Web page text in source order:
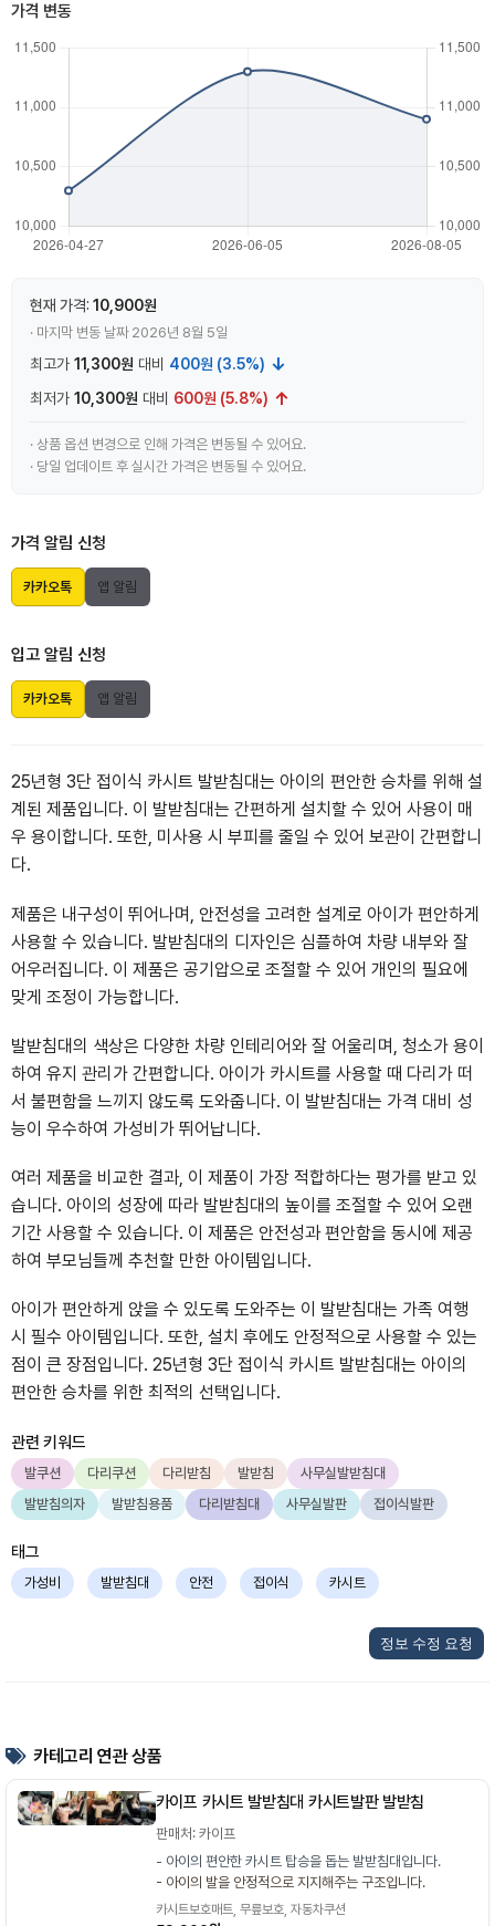
가격 변동
현재 가격: 10,900원
· 마지막 변동 날짜 2026년 8월 5일
최고가 11,300원 대비 400원 (3.5%) ↓
최저가 10,300원 대비 600원 (5.8%) ↑
· 상품 옵션 변경으로 인해 가격은 변동될 수 있어요.
· 당일 업데이트 후 실시간 가격은 변동될 수 있어요.
가격 알림 신청
카카오톡 앱 알림
입고 알림 신청
카카오톡 앱 알림
25년형 3단 접이식 카시트 발받침대는 아이의 편안한 승차를 위해 설
계된 제품입니다. 이 발받침대는 간편하게 설치할 수 있어 사용이 매
우 용이합니다. 또한, 미사용 시 부피를 줄일 수 있어 보관이 간편합니
다.
제품은 내구성이 뛰어나며, 안전성을 고려한 설계로 아이가 편안하게
사용할 수 있습니다. 발받침대의 디자인은 심플하여 차량 내부와 잘
어우러집니다. 이 제품은 공기압으로 조절할 수 있어 개인의 필요에
맞게 조정이 가능합니다.
발받침대의 색상은 다양한 차량 인테리어와 잘 어울리며, 청소가 용이
하여 유지 관리가 간편합니다. 아이가 카시트를 사용할 때 다리가 떠
서 불편함을 느끼지 않도록 도와줍니다. 이 발받침대는 가격 대비 성
능이 우수하여 가성비가 뛰어납니다.
여러 제품을 비교한 결과, 이 제품이 가장 적합하다는 평가를 받고 있
습니다. 아이의 성장에 따라 발받침대의 높이를 조절할 수 있어 오랜
기간 사용할 수 있습니다. 이 제품은 안전성과 편안함을 동시에 제공
하여 부모님들께 추천할 만한 아이템입니다.
아이가 편안하게 앉을 수 있도록 도와주는 이 발받침대는 가족 여행
시 필수 아이템입니다. 또한, 설치 후에도 안정적으로 사용할 수 있는
점이 큰 장점입니다. 25년형 3단 접이식 카시트 발받침대는 아이의
편안한 승차를 위한 최적의 선택입니다.
관련 키워드
발쿠션 다리쿠션 다리받침 발받침
사무실발받침대
발받침의자
발받침용품 다리받침대 사무실발판 접이식발판
태그
가성비 발받침대 안전 접이식 카시트
정보 수정 요청
카테고리 연관 상품
카이프 카시트 발받침대 카시트발판 발받침
판매처: 카이프
- 아이의 편안한 카시트 탑승을 돕는 발받침대입니다.
- 아이의 발을 안정적으로 지지해주는 구조입니다.
카시트보호매트, 무릎보호, 자동차쿠션